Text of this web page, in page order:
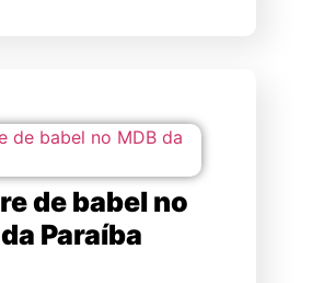
de babel no
Paraíba